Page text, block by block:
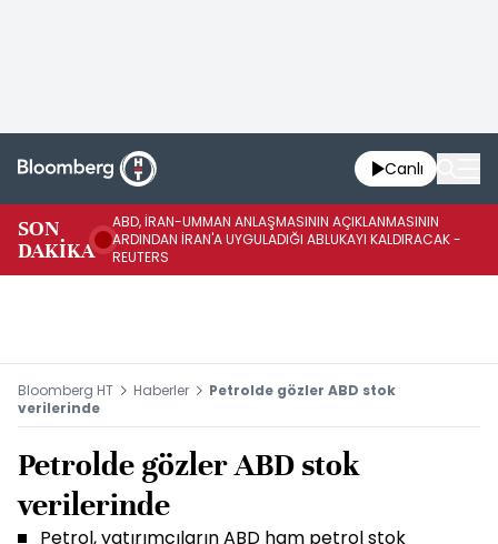
Canlı
SON
DAKİKA
ABD, İRAN-UMMAN ANLAŞMASININ AÇIKLANMASININ
ARDINDAN İRAN'A UYGULADIĞI ABLUKAYI KALDIRACAK -
REUTERS
Bloomberg HT Haberler
Petrolde gözler ABD stok
verilerinde
Petrolde gözler ABD stok
verilerinde
Petrol, yatırımcıların ABD ham petrol stok